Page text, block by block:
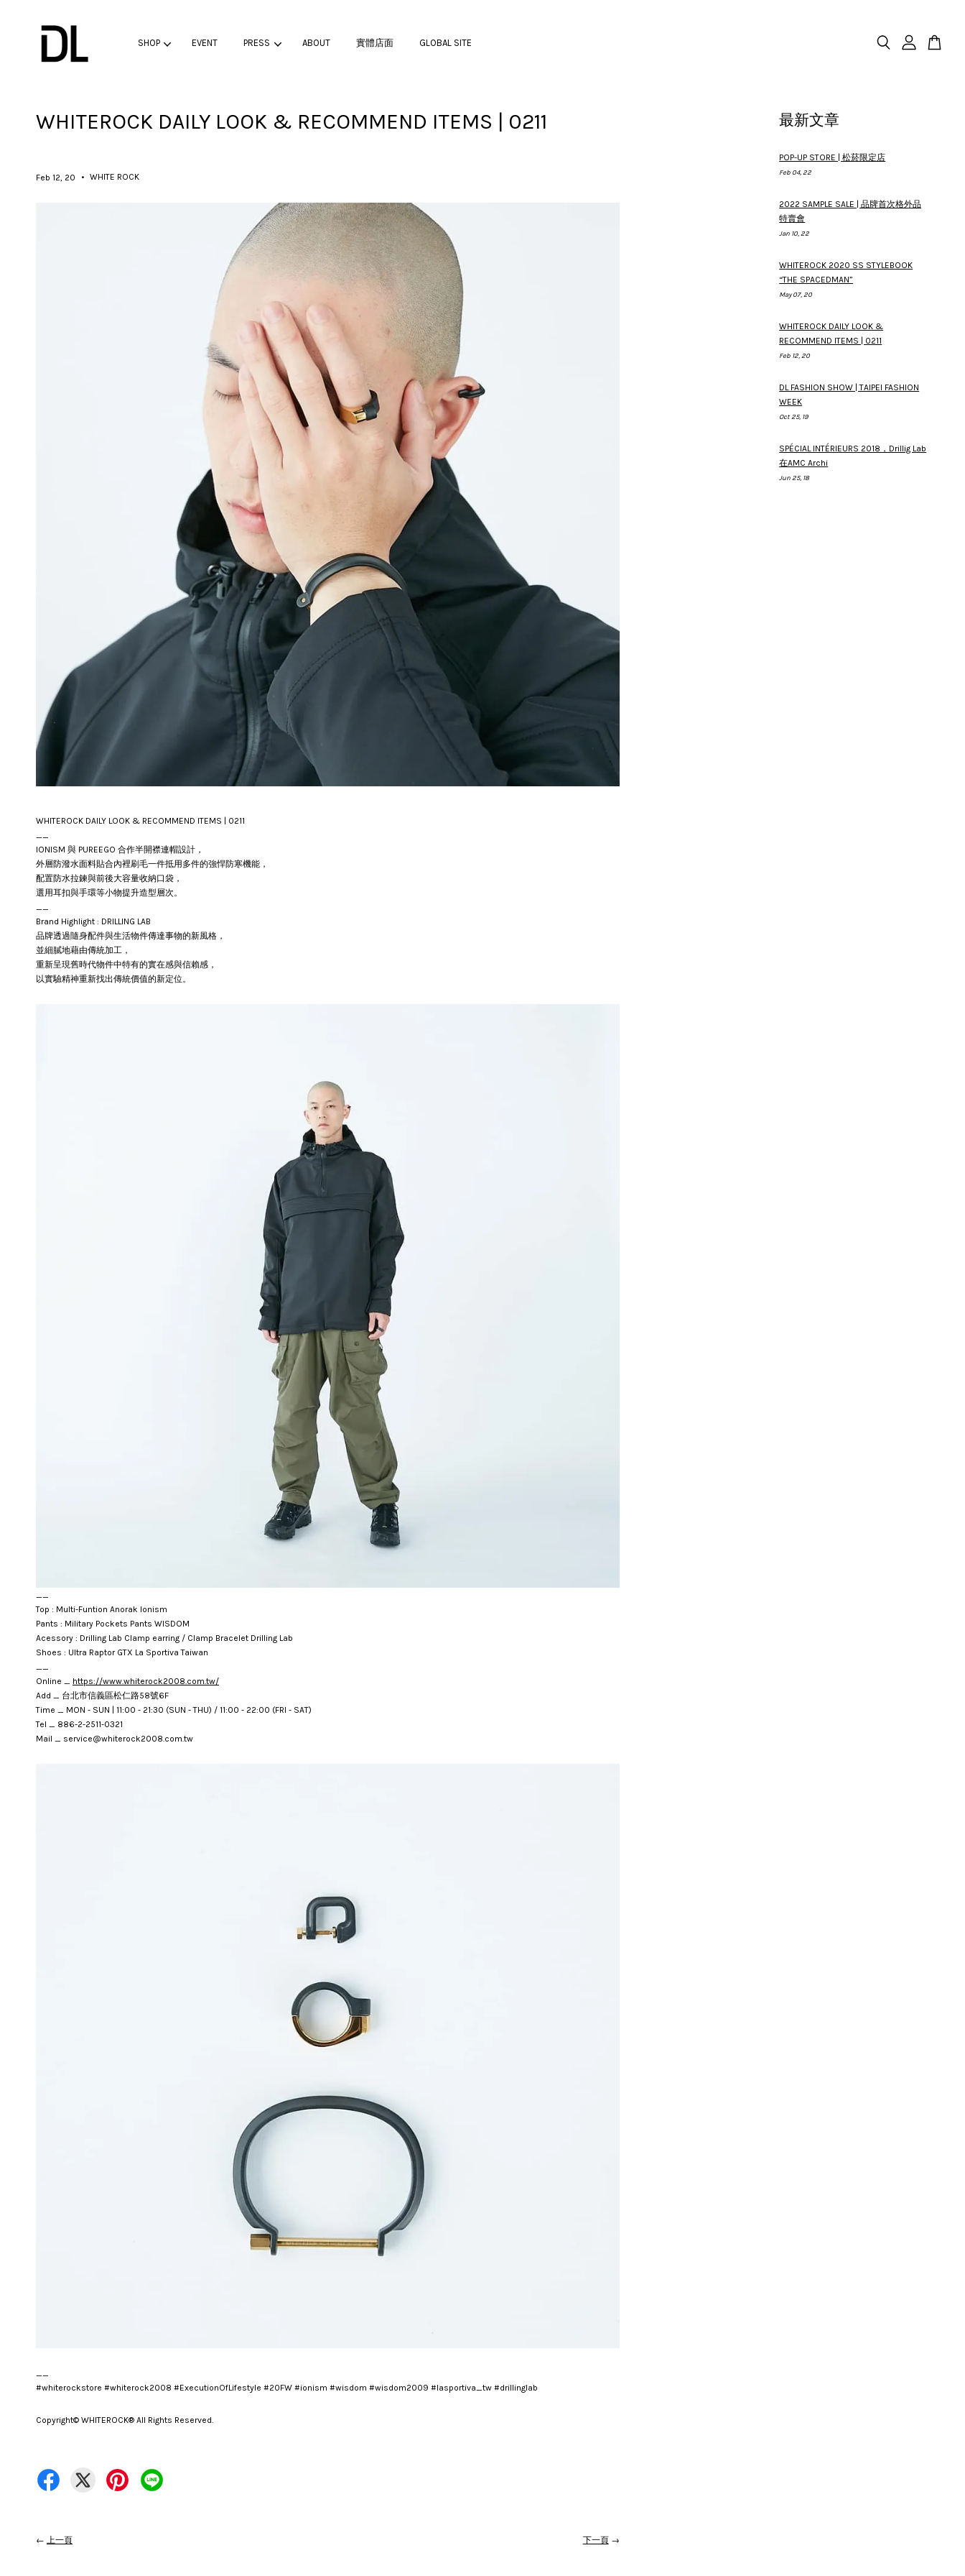
SHOP EVENT PRESS ABOUT 實體店面 GLOBAL SITE
WHITEROCK DAILY LOOK & RECOMMEND ITEMS | 0211
Feb 12, 20 • WHITE ROCK
WHITEROCK DAILY LOOK & RECOMMEND ITEMS | 0211
IONISM 與 PUREEGO 合作半開襟連帽設計，
外層防潑水面料貼合內裡刷毛一件抵用多件的強悍防寒機能，
配置防水拉鍊與前後大容量收納口袋，
選用耳扣與手環等小物提升造型層次。
Brand Highlight : DRILLING LAB
品牌透過隨⾝配件與生活物件傳達事物的新風格，
並細膩地藉由傳統加工，
重新呈現舊時代物件中特有的實在感與信賴感，
以實驗精神重新找出傳統價值的新定位。
__
Top : Multi-Funtion Anorak Ionism
Pants : Military Pockets Pants WISDOM
Acessory : Drilling Lab Clamp earring / Clamp Bracelet Drilling Lab
Shoes : Ultra Raptor GTX La Sportiva Taiwan
__
Online _ https://www.whiterock2008.com.tw/
Add _ 台北市信義區松仁路58號6F
Time _ MON - SUN | 11:00 - 21:30 (SUN - THU) / 11:00 - 22:00 (FRI - SAT)
Tel _ 886-2-2511-0321
Mail _ service@whiterock2008.com.tw
__
#whiterockstore #whiterock2008 #ExecutionOfLifestyle #20FW #ionism #wisdom #wisdom2009 #lasportiva_tw #drillinglab
Copyright© WHITEROCK® All Rights Reserved.
← 上一頁 下一頁→
最新文章
POP-UP STORE | 松菸限定店
Feb 04, 22
2022 SAMPLE SALE | 品牌首次格外品
特賣會
Jan 10, 22
WHITEROCK 2020 SS STYLEBOOK
“THE SPACEDMAN”
May 07, 20
WHITEROCK DAILY LOOK &
RECOMMEND ITEMS | 0211
Feb 12, 20
DL FASHION SHOW | TAIPEI FASHION
WEEK
Oct 25, 19
SPÉCIAL INTÉRIEURS 2018，Drillig Lab
在AMC Archi
Jun 25, 18
您的購物車目前還是空的。